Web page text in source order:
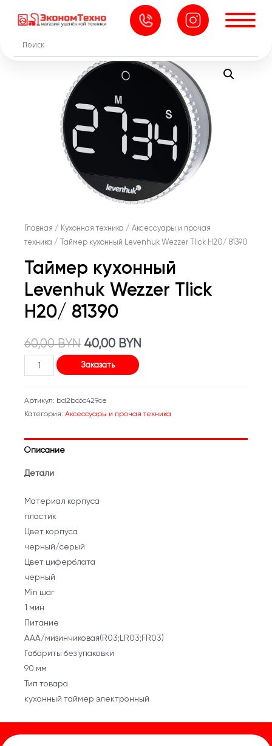
Главная / Кухонная техника / Аксессуары и прочая
техника / Таймер кухонный Levenhuk Wezzer Tlick H20/ 81390
Таймер кухонный
Levenhuk Wezzer Tlick
H20/ 81390
60,00BYN Первоначальная
цена
60,00 BYN.
40,00 BYNТекущая
Количество
товара
кухонный
Wezzer
Tlick
H20/
Заказать
Артикул: bd2bc6c429ce
Категория: Аксессуары и прочая техника
Описание
Детали
Материал корпуса
пластик
Цвет корпуса
черный/серый
Цвет циферблата
черный
Min шаг
1 мин
Питание
AAA/мизинчиковая(R03;LR03;FR03)
Габариты без упаковки
90 мм
Тип товара
кухонный таймер электронный